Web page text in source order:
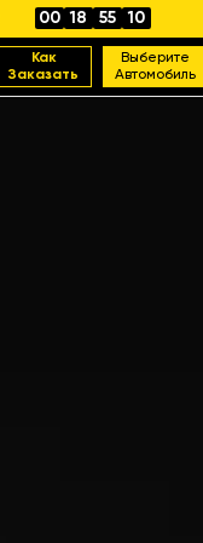
00 18 55 09
Как
Заказать
Выберите
Автомобиль